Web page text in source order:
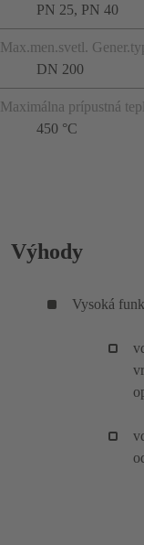
PN 25, PN 40
Max.men.svetl.
DN 200
Maximálna prípustná
450 °C
Výhody
Vysoká